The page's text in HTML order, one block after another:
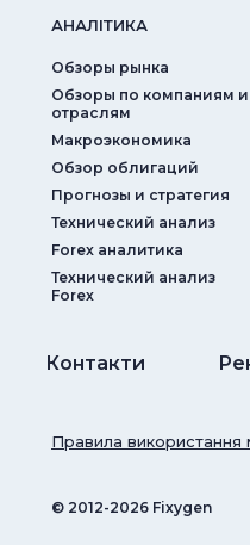
АНАЛIТИКА
Обзоры рынка
Обзоры по компаниям и
отраслям
Макроэкономика
Обзор облигаций
Прогнозы и стратегия
Технический анализ
Forex аналитика
Технический анализ
Forex
Контакти
© ‎2012-2026 Fixygen
Правила використання